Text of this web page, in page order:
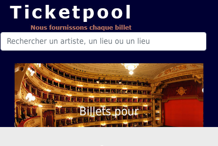
Billets pour